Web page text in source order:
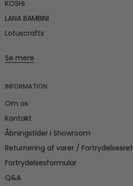
KOSHI
LANA BAMBINI
Lotuscrafts
Se mere
INFORMATION
Om os
Kontakt
Åbningstider i Showroom
Returnering af varer / Fortrydelsesret
Fortrydelsesformular
Q&A